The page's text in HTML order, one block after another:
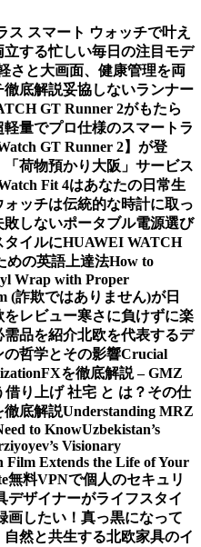
ス スマート ウォッチで叶え
する忙しい毎日の注目モデ
さと大画面、健康管理を両
徹底解説妥協しないランナー
GT Runner 2がもたら
軽量でプロ仕様のスマートラ
GT Runner 2】が登
荷物預かり大阪」サービス
Fit 4はあなたの日常生
ォッチは伝統的な時計に取っ
敗しないポータブル電源選び
タイルにHUAWEI WATCH
めの英語上達法How to
Wrap with Proper
(詐欺ではありません)が日
をレビュー寒さに負けずに楽
需品を紹介北欧を代表するデ
哲学とその影響Crucial
FXを徹底解説 – GMZ
借り上げ 社宅 と は？その仕
徹底解説Understanding MRZ
to KnowUzbekistan’s
Visionary
Film Extends the Life of Your
無料VPNで個人のセキュリ
デザイナーがライフスタイ
画したい！真っ黒になって
自然と共生する北欧家具のイ